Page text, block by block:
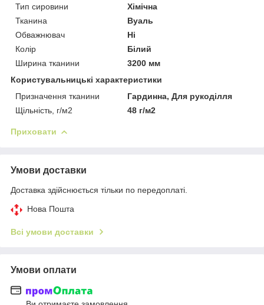
Тип сировини
Хімічна
Тканина
Вуаль
Обважнювач
Ні
Колір
Білий
Ширина тканини
3200 мм
Користувальницькі характеристики
Призначення тканини
Гардинна, Для рукоділля
Щільність, г/м2
48 г/м2
Приховати
Умови доставки
Доставка здійснюється тільки по передоплаті.
Нова Пошта
Всі умови доставки
Умови оплати